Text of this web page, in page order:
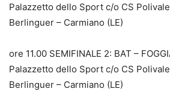
Palazzetto dello Sport c/o CS
Berlinguer – Carmiano (LE)
ore 11.00 SEMIFINALE 2: BAT –
Palazzetto dello Sport c/o CS
Berlinguer – Carmiano (LE)